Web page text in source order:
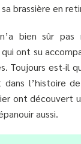
brassière en
bien sûr pas
ont su
Toujours est-il
dans l’histoire
ont découvert
aussi.